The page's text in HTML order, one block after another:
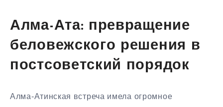
Алма-Ата: превращение
беловежского решения в
постсоветский порядок
Алма-Атинская встреча имела огромное